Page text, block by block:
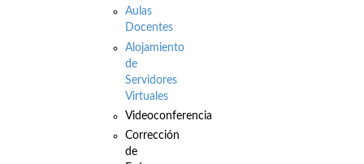
Aulas
Docentes
Alojamiento
de
Servidores
Virtuales
Videoconferencia
Corrección
de